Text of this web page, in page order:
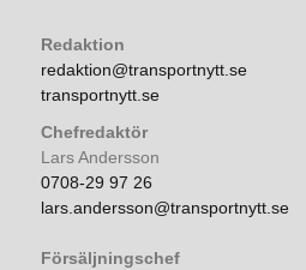
Redaktion
redaktion@transportnytt.se
transportnytt.se
Chefredaktör
Lars Andersson
0708-29 97 26
lars.andersson@transportnytt.se
Försäljningschef